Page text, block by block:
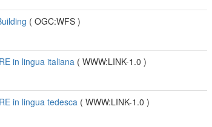
(OGC:WFS)
in lingua italiana (WWW:LINK-1.0)
in lingua tedesca (WWW:LINK-1.0)